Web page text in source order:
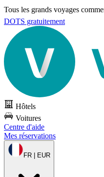
Tous les grands voyages
DOTS gratuitement
Hôtels
Voitures
Centre d'aide
Mes réservations
FR | EUR